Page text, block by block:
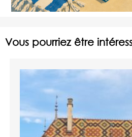
Vous pourriez être